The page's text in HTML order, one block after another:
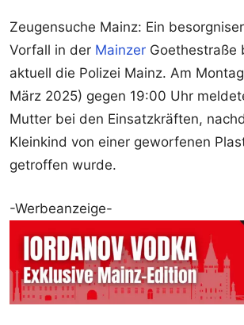
Zeugensuche Mainz: Ein
Vorfall in der Mainzer Goethestraße
aktuell die Polizei Mainz. Am
März 2025) gegen 19:00 Uhr
Mutter bei den Einsatzkräften,
Kleinkind von einer geworfenen
getroffen wurde.
-Werbeanzeige-